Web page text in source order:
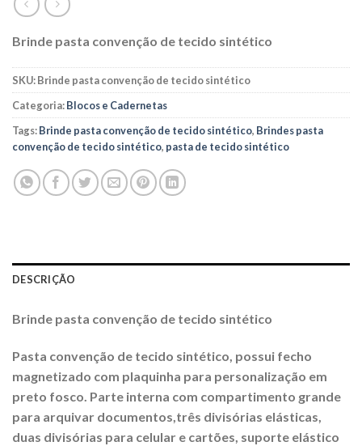
Brinde pasta convenção de tecido sintético
SKU:Brinde pasta convenção de tecido sintético
Categoria:Blocos e Cadernetas
Tags:Brinde pasta convenção de tecido sintético, Brindes pasta
convenção de tecido sintético, pasta de tecido sintético
DESCRIÇÃO
Brinde pasta convenção de tecido sintético
Pasta convenção de tecido sintético, possui fecho
magnetizado com plaquinha para personalização em
preto fosco. Parte interna com compartimento grande
para arquivar documentos,três divisórias elásticas,
duas divisórias para celular e cartões, suporte elástico